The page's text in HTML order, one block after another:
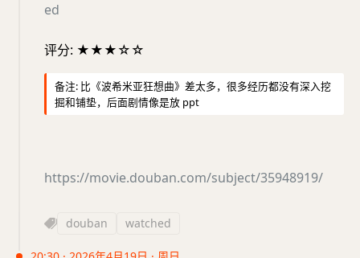
ed
评分: ★★★☆☆
备注: 比《波希米亚狂想曲》差太多，很多经历都没有深入挖
掘和铺垫，后面剧情像是放 ppt
https://movie.douban.com/subject/35948919/
douban watched